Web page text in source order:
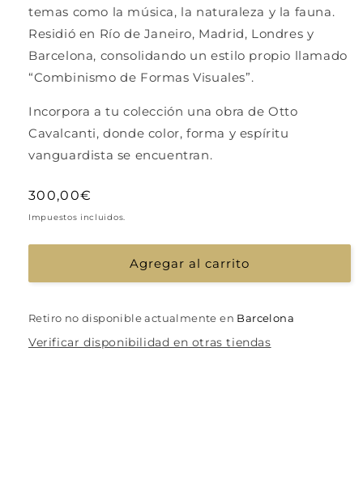
temas como la música, la naturaleza y la fauna.
Residió en Río de Janeiro, Madrid, Londres y
Barcelona, consolidando un estilo propio llamado
“Combinismo de Formas Visuales”.
Incorpora a tu colección una obra de Otto
Cavalcanti, donde color, forma y espíritu
vanguardista se encuentran.
Precio
habitual
300,00€
Impuestos incluidos.
Agregar al carrito
Retiro no disponible actualmente en Barcelona
Verificar disponibilidad en otras tiendas